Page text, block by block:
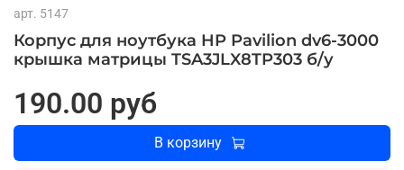
арт. 5147
Корпус для ноутбука HP Pavilion dv6-3000
крышка матрицы TSA3JLX8TP303 б/у
190.00 руб
В корзину